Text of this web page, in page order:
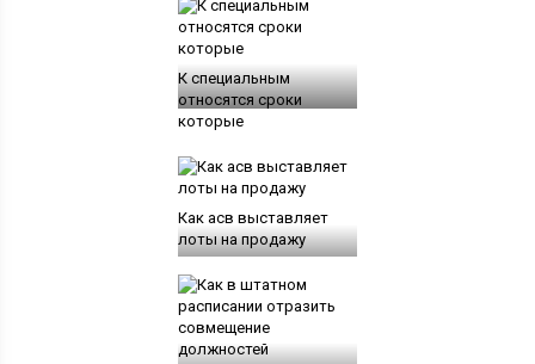
К специальным
относятся сроки
которые
Как асв выставляет
лоты на продажу